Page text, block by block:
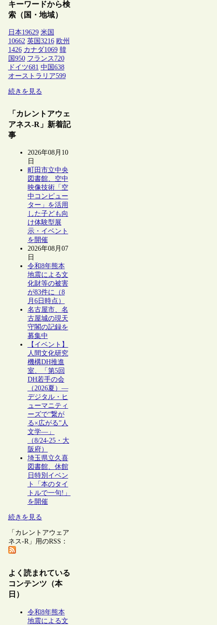
キーワードから検
索（国・地域）
日本19629 米国
10662 英国 3216 欧州
1426 カナダ1069 韓
国 950 フランス 720
ドイツ681 中国 638
オーストラリア599
続きを見る
「カレントアウェ
アネス-R」新着記
事
2026年08月10
日
町田市立中央
図書館、空中
映像技術「空
中コンピュー
ター」を活用
した子ども向
け体験型展
示・イベント
を開催
2026年08月07
日
令和8年熊本
地震による文
化財等の被害
が83件に（8
月6日時点）
名古屋市、名
古屋城の現天
守閣の記録を
募集中
【イベント】
人間文化研究
機構DH推進
室、「第5回
DH若手の会
（2026夏）―
デジタル・ヒ
ューマニティ
ーズで“繋が
る×広がる”人
文学―」
（8/24-25・大
阪府）
埼玉県立久喜
図書館、休館
日特別イベン
ト「本のタイ
トルで一句!」
を開催
続きを見る
「カレントアウェア
ネス-R」用のRSS：
よく読まれている
コンテンツ（本
日）
令和8年熊本
地震による文